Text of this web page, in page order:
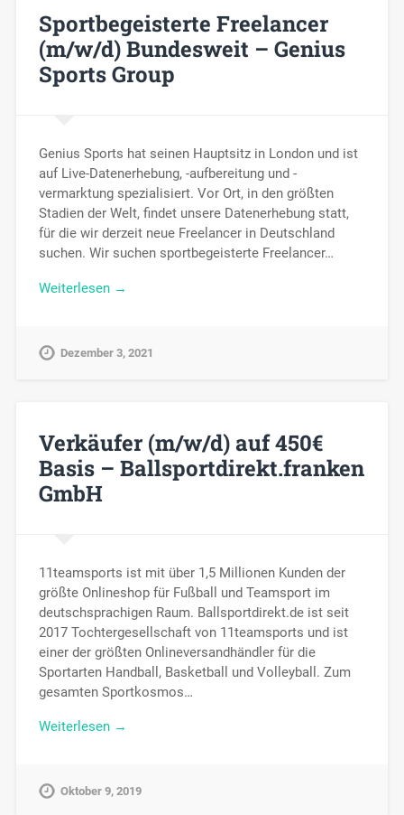
Sportbegeisterte Freelancer
(m/w/d) Bundesweit – Genius
Sports Group
Genius Sports hat seinen Hauptsitz in London und ist
auf Live-Datenerhebung, -aufbereitung und -
vermarktung spezialisiert. Vor Ort, in den größten
Stadien der Welt, findet unsere Datenerhebung statt,
für die wir derzeit neue Freelancer in Deutschland
suchen. Wir suchen sportbegeisterte Freelancer…
Weiterlesen →
Dezember 3, 2021
Verkäufer (m/w/d) auf 450€
Basis – Ballsportdirekt.franken
GmbH
11teamsports ist mit über 1,5 Millionen Kunden der
größte Onlineshop für Fußball und Teamsport im
deutschsprachigen Raum. Ballsportdirekt.de ist seit
2017 Tochtergesellschaft von 11teamsports und ist
einer der größten Onlineversandhändler für die
Sportarten Handball, Basketball und Volleyball. Zum
gesamten Sportkosmos…
Weiterlesen →
Oktober 9, 2019